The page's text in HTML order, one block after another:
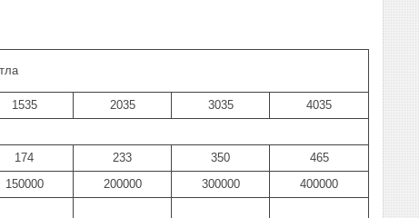
1535 2035 3035
4035
174 233 350
465
150000 200000 300000
400000